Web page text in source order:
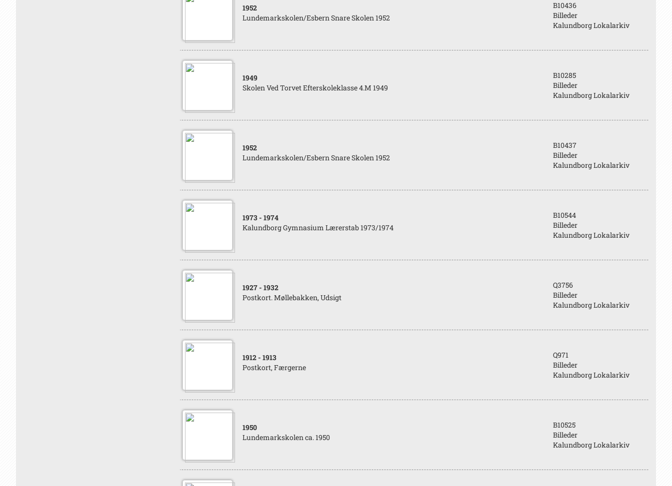
1952
Lundemarkskolen/Esbern Snare Skolen 1952
B10436
Billeder
Kalundborg Lokalarkiv
1949
Skolen Ved Torvet Efterskoleklasse 4.M 1949
B10285
Billeder
Kalundborg Lokalarkiv
1952
Lundemarkskolen/Esbern Snare Skolen 1952
B10437
Billeder
Kalundborg Lokalarkiv
1973 - 1974
Kalundborg Gymnasium Lærerstab 1973/1974
B10544
Billeder
Kalundborg Lokalarkiv
1927 - 1932
Postkort. Møllebakken, Udsigt
Q3756
Billeder
Kalundborg Lokalarkiv
1912 - 1913
Postkort, Færgerne
Q971
Billeder
Kalundborg Lokalarkiv
1950
Lundemarkskolen ca. 1950
B10525
Billeder
Kalundborg Lokalarkiv